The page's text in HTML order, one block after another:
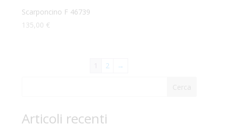
Scarponcino F 46739
135,00 €
1 2 →
Cerca
Articoli recenti